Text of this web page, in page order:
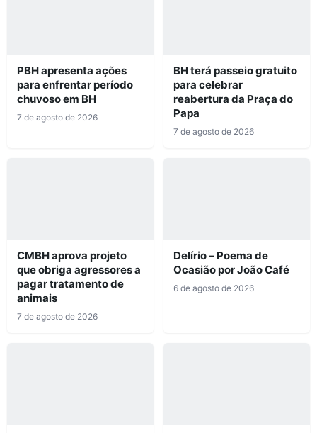
PBH apresenta ações
para enfrentar período
chuvoso em BH
7 de agosto de 2026
BH terá passeio gratuito
para celebrar
reabertura da Praça do
Papa
7 de agosto de 2026
CMBH aprova projeto
que obriga agressores a
pagar tratamento de
animais
7 de agosto de 2026
Delírio – Poema de
Ocasião por João Café
6 de agosto de 2026